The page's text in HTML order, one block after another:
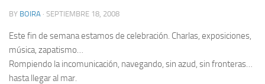
BY BOIRA · SEPTIEMBRE 18, 2008
Este fin de semana estamos de celebración. Charlas, exposiciones,
música, zapatismo…
Rompiendo la incomunicación, navegando, sin azud, sin fronteras…
hasta llegar al mar.